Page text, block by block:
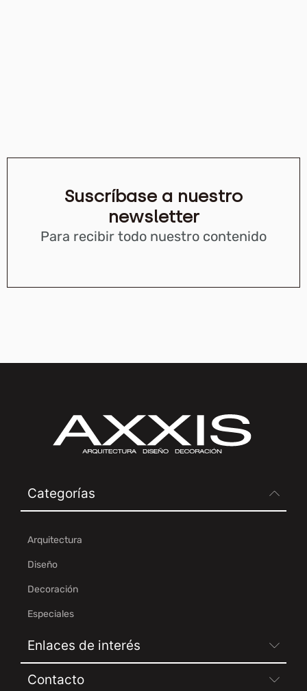
Suscríbase a nuestro
newsletter
Para recibir todo nuestro contenido
Categorías
Arquitectura
Diseño
Decoración
Especiales
Enlaces de interés
Contacto